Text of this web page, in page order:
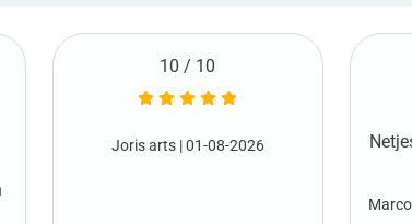
10 / 10
Netjes geleverd en een belletje